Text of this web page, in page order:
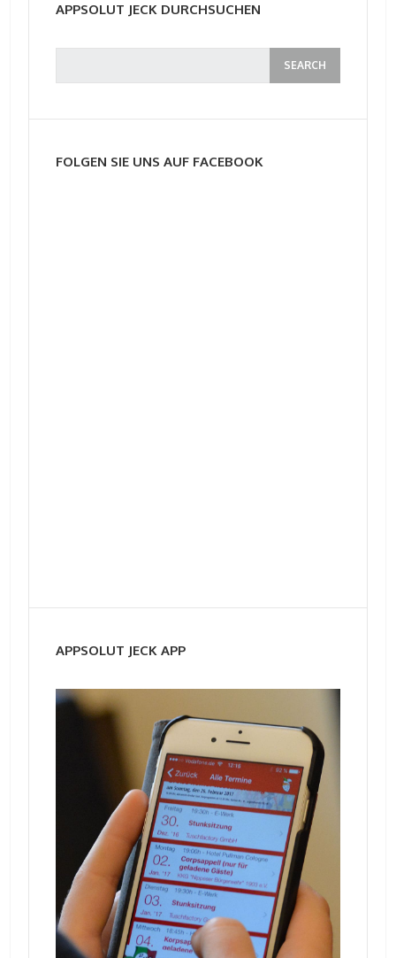
APPSOLUT JECK DURCHSUCHEN
FOLGEN SIE UNS AUF FACEBOOK
APPSOLUT JECK APP